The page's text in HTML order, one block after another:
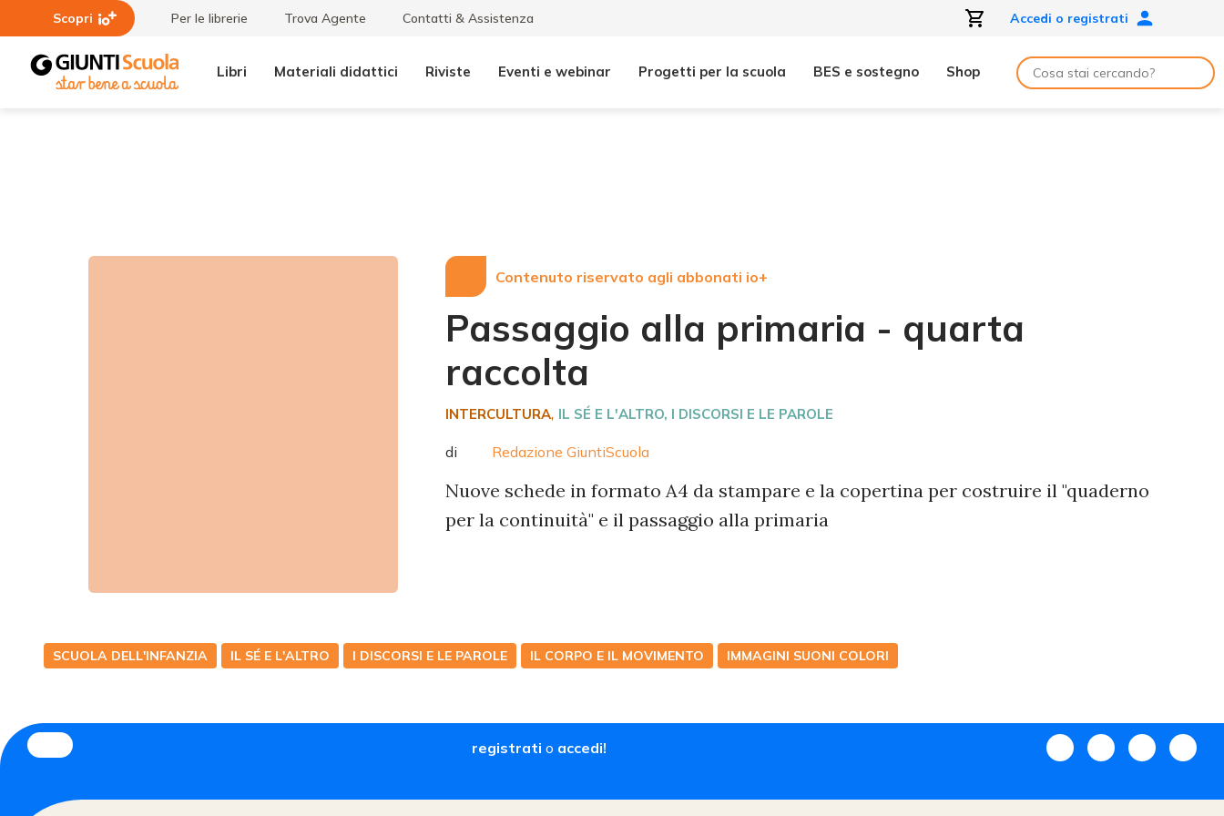
Scopri Per le librerie Trova Agente Contatti & Assistenza Accedi o registrati
Libri Materiali didattici Riviste Eventi e webinar Progetti per la scuola BES e sostegno Shop
Contenuto riservato agli abbonati io+
Passaggio alla primaria - quarta
raccolta
INTERCULTURA, IL SÉ E L'ALTRO, I DISCORSI E LE PAROLE
di Redazione GiuntiScuola
Nuove schede in formato A4 da stampare e la copertina per costruire il "quaderno
per la continuità" e il passaggio alla primaria
SCUOLA DELL'INFANZIA IL SÉ E L'ALTRO I DISCORSI E LE PAROLE IL CORPO E IL MOVIMENTO IMMAGINI SUONI COLORI
registrati o accedi!